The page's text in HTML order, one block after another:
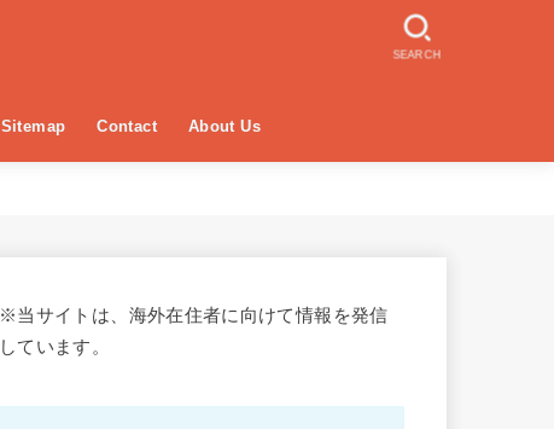
Sitemap Contact About Us
SEARCH
※当サイトは、海外在住者に向けて情報を発信
しています。